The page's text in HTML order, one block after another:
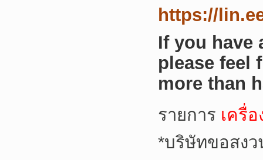
https://
If you have
please feel
more than
รายการ เครื่
*บริษัทขอสงว